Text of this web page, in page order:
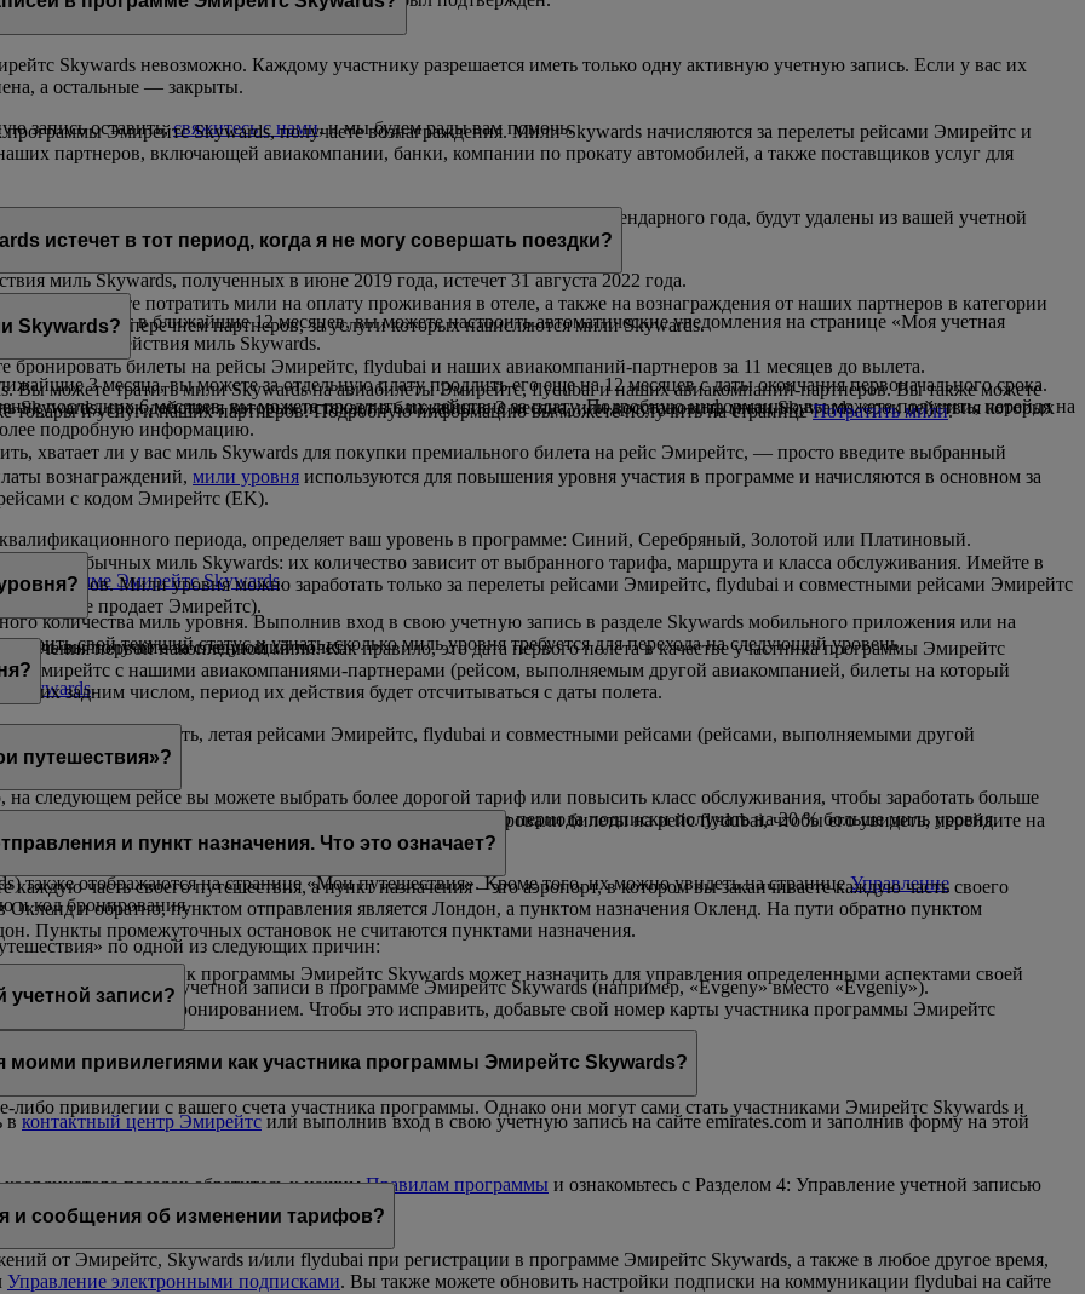
Skywards невозможно. Каждому участнику разрешается иметь только одну активную учетную запись. Если у вас их
а остальные — закрыты.
запись оставить,свяжитесь с нами, и мы будем рады вам помочь.
Эмирейтс Skywards, получаете вознаграждения. Мили Skywards начисляются за перелеты рейсами Эмирейтс и
наших партнеров, включающей авиакомпании, банки, компании по прокату автомобилей, а также поставщиков услуг для
Мили Skywards, срок действия которых истекает в течение календарного года, будут удалены из вашей учетной
миль Skywards, полученных в июне 2019 года, истечет 31 августа 2022 года.
истекает в ближайшие 12 месяцев, вы можете настроить автоматические уведомления на странице «Моя учетная
срока действия миль Skywards.
3 месяца, вы можете за отдельную плату продлить его еще на 12 месяцев с даты окончания первоначального срока.
последних 6 месяцев, вы можете продлить их действие за плату. Подробную информацию вы можете получить, перейдя на
истечет в тот период, когда я не могу совершать поездки?
вы можете потратить мили на оплату проживания в отеле, а также на вознаграждения от наших партнеров в категории
с полным перечнем партнеров, за услуги которых начисляются мили Skywards.
билеты на рейсы Эмирейтс, flydubai и наших авиакомпаний-партнеров за 11 месяцев до вылета.
Skywards, срок действия которых истекает в ближайшие 3 месяца, или восстановить мили Skywards, срок действия которых
подробную информацию.
Skywards?
Вы можете тратить мили Skywards на авиабилеты Эмирейтс, flydubai и наших авиакомпаний-партнеров. Вы также можете
товары и услуги наших партнеров. Подробную информацию вы можете получить на страницеПотратить мили.
хватает ли у вас миль Skywards для покупки премиального билета на рейс Эмирейтс, — просто введите выбранный
вознаграждений, мили уровня используются для повышения уровня участия в программе и начисляются в основном за
с кодом Эмирейтс (EK).
периода, определяет ваш уровень в программе: Синий, Серебряный, Золотой или Платиновый.
в программе Эмирейтс Skywards.
количества миль уровня. Выполнив вход в свою учетную запись в разделе Skywards мобильного приложения или на
свой текущий статус и узнать, сколько миль уровня требуется для перехода на следующий уровень.
обычных миль Skywards: их количество зависит от выбранного тарифа, маршрута и класса обслуживания. Имейте в
партнеров. Мили уровня можно заработать только за перелеты рейсами Эмирейтс, flydubai и совместными рейсами Эмирейтс
которые продает Эмирейтс).
миль вы получите за следующий полет.
Skywards.
первой накопленной мили. Как правило, это дата первого полета в качестве участника программы Эмирейтс
Эмирейтс с нашими авиакомпаниями-партнерами (рейсом, выполняемым другой авиакомпанией, билеты на который
их задним числом, период их действия будет отсчитываться с даты полета.
можно только накопить, летая рейсами Эмирейтс, flydubai и совместными рейсами (рейсами, выполняемыми другой
следующем рейсе вы можете выбрать более дорогой тариф или повысить класс обслуживания, чтобы заработать больше
на пакет «Премиум»
, чтобы в течение всего периода подписки получать на 20 % больше миль уровня.
путешествия»?
перелеты рейсами Эмирейтс. Если вы забронировали билеты на рейс flydubai, чтобы его увидеть, перейдите на
также отображаются на странице «Мои путешествия». Кроме того, их можно увидеть на страницеУправление
и код бронирования.
по одной из следующих причин:
с именем учетной записи в программе Эмирейтс Skywards (например, «Evgeny» вместо «Evgeniy»).
не связан с бронированием. Чтобы это исправить, добавьте свой номер карты участника программы Эмирейтс
обратитесь вконтактный центр Эмирейтс.
и пункт назначения. Что это означает?
каждую часть своего путешествия, а пункт назначения – это аэропорт, в котором вы заканчиваете каждую часть своего
Окленд и обратно, пунктом отправления является Лондон, а пунктом назначения Окленд. На пути обратно пунктом
Пункты промежуточных остановок не считаются пунктами назначения.
которое участник программы Эмирейтс Skywards может назначить для управления определенными аспектами своей
поездок может:
в контактный центр Эмирейтс или выполнив вход в свою учетную запись на сайте emirates.com и заполнив форму на этой
поездок обратитесь к нашимПравилам программы и ознакомьтесь с Разделом 4: Управление учетной записью
учетной записи?
привилегиями как участника программы Эмирейтс Skywards?
либо привилегии с вашего счета участника программы. Однако они могут сами стать участниками Эмирейтс Skywards и
и сообщения об изменении тарифов?
от Эмирейтс, Skywards и/или flydubai при регистрации в программе Эмирейтс Skywards, а также в любое другое время,
Управление электронными подписками. Вы также можете обновить настройки подписки на коммуникации flydubai на сайте